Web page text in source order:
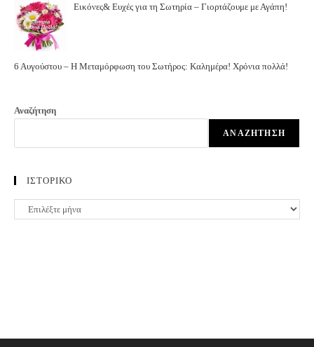
Εικόνες& Ευχές για τη Σωτηρία – Γιορτάζουμε με Αγάπη!
6 Αυγούστου – Η Μεταμόρφωση του Σωτήρος: Καλημέρα! Χρόνια πολλά!
Αναζήτηση
ΑΝΑΖΉΤΗΣΗ
ΙΣΤΟΡΙΚΟ
ΙΣΤΟΡΙΚΟ